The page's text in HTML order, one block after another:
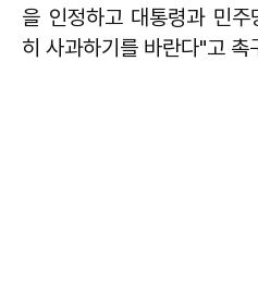
을 인정하고 대통령과 민
히 사과하기를 바란다"고 촉